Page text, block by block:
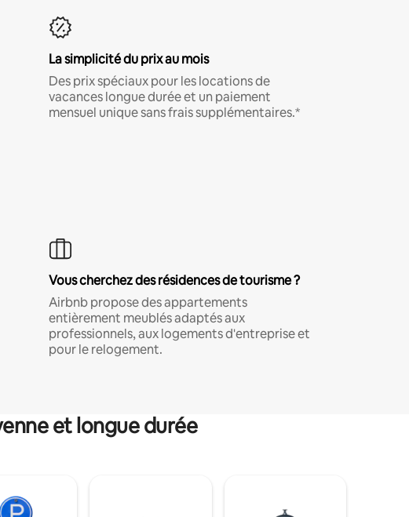
La simplicité du prix au mois
Des prix spéciaux pour les locations de
vacances longue durée et un paiement
mensuel unique sans frais supplémentaires.*
Vous cherchez des résidences de tourisme ?
Airbnb propose des appartements
entièrement meublés adaptés aux
professionnels, aux logements d'entreprise et
pour le relogement.
et longue durée